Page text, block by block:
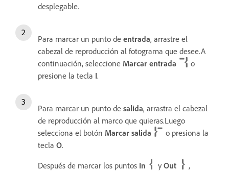
desplegable.
Para marcar un punto de entrada, arrastre el
cabezal de reproducción al fotograma que desee.A
continuación, seleccione Marcar entrada
o
presione la tecla I.
Para marcar un punto de salida, arrastra el cabezal
de reproducción al marco que quieras.Luego
selecciona el botón Marcar salida
o presiona la
tecla O.
Después de marcar los puntos In y Out
,